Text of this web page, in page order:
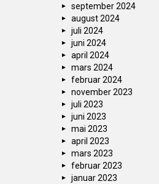
september 2024
august 2024
juli 2024
juni 2024
april 2024
mars 2024
februar 2024
november 2023
juli 2023
juni 2023
mai 2023
april 2023
mars 2023
februar 2023
januar 2023